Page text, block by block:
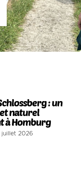
: un
naturel
à Homburg
juillet 2026